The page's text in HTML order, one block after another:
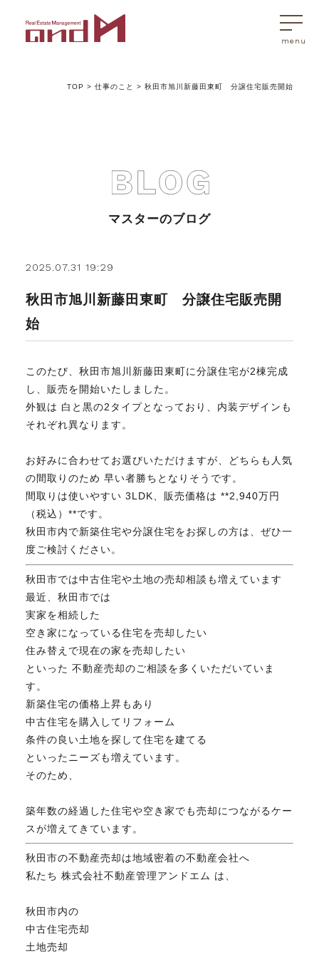
アンドエムが選ばれる理由
不動産売買Q&A
マスターおすすめ物件
会社概要
スタッフ紹介
マスターのブログ
018-853-5780
FAX. 018-853-5781
土曜10:00－15:00（要予約）
定休日：第2第4土曜日および日曜祝祭日
TOP >仕事のこと >秋田市旭川新藤田東町 分譲住宅販売開始
マスターのブログ
2025.07.31 19:29
秋田市旭川新藤田東町 分譲住宅販売開
始
このたび、秋田市旭川新藤田東町に分譲住宅が2棟完成
し、販売を開始いたしました。
外観は 白と黒の2タイプとなっており、内装デザインも
それぞれ異なります。
お好みに合わせてお選びいただけますが、どちらも人気
の間取りのため 早い者勝ちとなりそうです。
間取りは使いやすい 3LDK、販売価格は **2,940万円
（税込）**です。
秋田市内で新築住宅や分譲住宅をお探しの方は、ぜひ一
度ご検討ください。
秋田市では中古住宅や土地の売却相談も増えています
最近、秋田市では
実家を相続した
空き家になっている住宅を売却したい
住み替えで現在の家を売却したい
といった 不動産売却のご相談を多くいただいていま
す。
新築住宅の価格上昇もあり
中古住宅を購入してリフォーム
条件の良い土地を探して住宅を建てる
といったニーズも増えています。
そのため、
築年数の経過した住宅や空き家でも売却につながるケー
スが増えてきています。
秋田市の不動産売却は地域密着の不動産会社へ
私たち 株式会社不動産管理アンドエム は、
秋田市内の
中古住宅売却
土地売却